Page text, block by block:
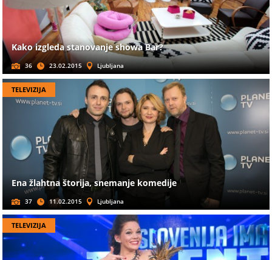
Kako izgleda stanovanje showa Bar?
36 23.02.2015 Ljubljana
TELEVIZIJA
Ena žlahtna štorija, snemanje komedije
37 11.02.2015 Ljubljana
TELEVIZIJA